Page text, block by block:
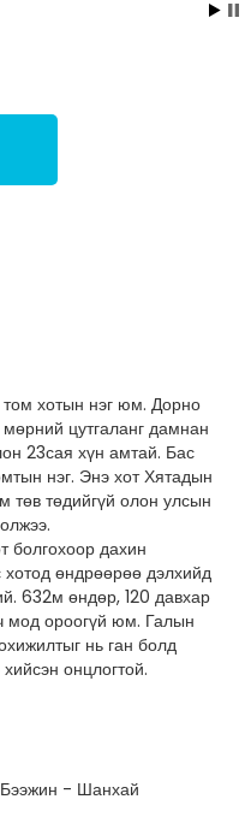
хотын нэг юм. Дорно
цутгаланг дамнан
23сая хүн амтай. Бас
нэг. Энэ хот Хятадын
төв төдийгүй олон улсын
болгохоор дахин
өндрөөрөө дэлхийд
632м өндөр, 120 давхар
мод ороогүй юм. Галын
нь ган болд
онцлогтой.
- Шанхай